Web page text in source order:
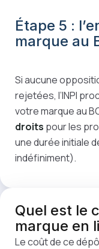
Étape 5 :
marque au
Si aucune
rejetées, l’INPI
votre marque au
droits pour les
une durée initiale
indéfiniment).
Quel est le
marque en
Le coût de ce